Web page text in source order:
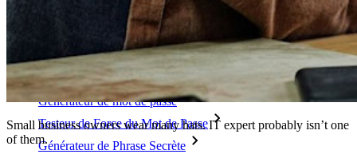
Politiques de sécurité de l'Entreprise
Récupération de compte
Outils de premier plan
Générateur de mot de passe
Testeur de Force du Mot de Passe
Générateur de Phrase Secrète
Small business owners wear many hats. IT expert probably isn’t one
of them.